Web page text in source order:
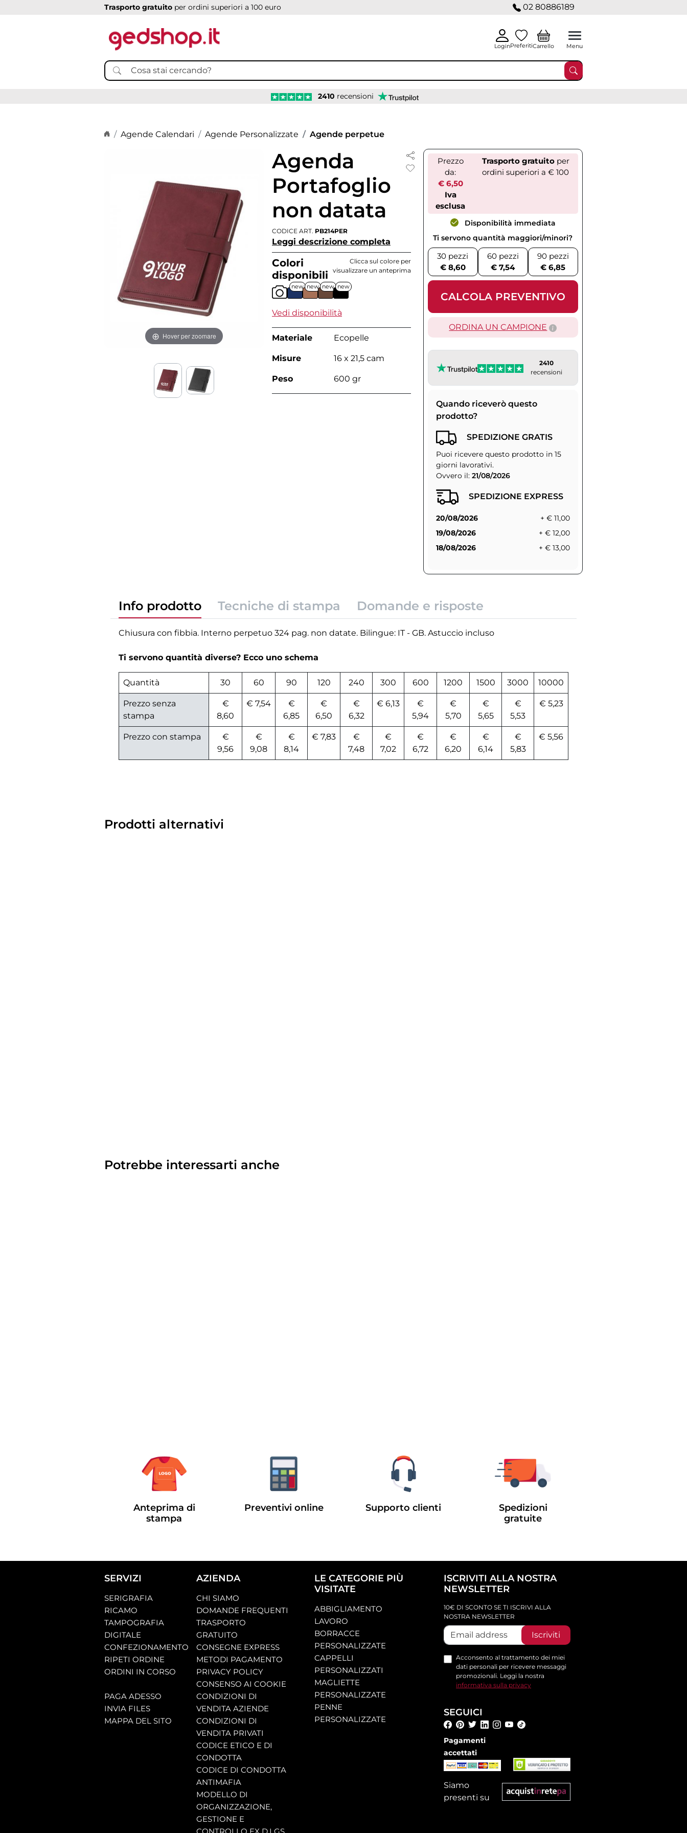
Trasporto gratuito per ordini superiori a 100 euro 02 80886189
LoginPreferitiCarrello Menu
2410 recensioni
Home page
Agende Calendari Agende Personalizzate Agende perpetue
Hover per zoomare
Agenda
Portafoglio
non datata
CODICE ART. PB214PER
Leggi descrizione completa
Colori
disponibili
Clicca sul colore per
visualizzare un anteprima
new new new new
Vedi disponibilità
Materiale Ecopelle
Misure 16 x 21,5 cam
Peso 600 gr
Prezzo
da:
€ 6,50
Iva
esclusa
Trasporto gratuitoper
ordini superiori a € 100
Disponibilità immediata
Ti servono quantità maggiori/minori?
30 pezzi
€ 8,60
60 pezzi
€ 7,54
90 pezzi
€ 6,85
CALCOLA PREVENTIVO
ORDINA UN CAMPIONE
2410
recensioni
Quando riceverò questo
prodotto?
SPEDIZIONE GRATIS
Puoi ricevere questo prodotto in 15
giorni lavorativi.
Ovvero il: 21/08/2026
SPEDIZIONE EXPRESS
20/08/2026
+ € 11,00
19/08/2026
+ € 12,00
18/08/2026
+ € 13,00
Info prodotto Tecniche di stampa Domande e risposte
Chiusura con fibbia. Interno perpetuo 324 pag. non datate. Bilingue: IT - GB. Astuccio incluso
Ti servono quantità diverse? Ecco uno schema
Quantità 30 60 90 120 240 300 600 1200 1500 3000 10000
Prezzo senza
stampa
€
8,60
€ 7,54
€
6,85
€
6,50
€
6,32
€ 6,13
€
5,94
€
5,70
€
5,65
€
5,53
€ 5,23
Prezzo con stampa
€
9,56
€
9,08
€
8,14
€ 7,83
€
7,48
€
7,02
€
6,72
€
6,20
€
6,14
€
5,83
€ 5,56
Prodotti alternativi
Potrebbe interessarti anche
Anteprima di
stampa
Preventivi online Supporto clienti
Spedizioni
gratuite
SERVIZI
SERIGRAFIA
RICAMO
TAMPOGRAFIA
DIGITALE
CONFEZIONAMENTO
RIPETI ORDINE
ORDINI IN CORSO
PAGA ADESSO
INVIA FILES
MAPPA DEL SITO
AZIENDA
CHI SIAMO
DOMANDE FREQUENTI
TRASPORTO
GRATUITO
CONSEGNE EXPRESS
METODI PAGAMENTO
PRIVACY POLICY
CONSENSO AI COOKIE
CONDIZIONI DI
VENDITA AZIENDE
CONDIZIONI DI
VENDITA PRIVATI
CODICE ETICO E DI
CONDOTTA
CODICE DI CONDOTTA
ANTIMAFIA
MODELLO DI
ORGANIZZAZIONE,
GESTIONE E
LE CATEGORIE PIÙ
VISITATE
ABBIGLIAMENTO
LAVORO
BORRACCE
PERSONALIZZATE
CAPPELLI
PERSONALIZZATI
MAGLIETTE
PERSONALIZZATE
PENNE
PERSONALIZZATE
ISCRIVITI ALLA NOSTRA
NEWSLETTER
10€ DI SCONTO SE TI ISCRIVI ALLA
NOSTRA NEWSLETTER
Iscriviti
Acconsento al trattamento dei miei
dati personali per ricevere messaggi
promozionali. Leggi la nostra
informativa sulla privacy
SEGUICI
Pagamenti
accettati
Siamo
presenti su